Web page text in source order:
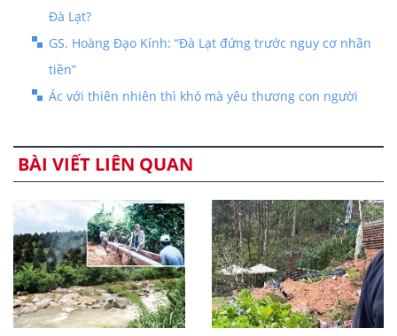
Đà Lạt?
GS. Hoàng Đạo Kính: “Đà Lạt đứng trước nguy cơ nhãn
tiền”
Ác với thiên nhiên thì khó mà yêu thương con người
BÀI VIẾT LIÊN QUAN